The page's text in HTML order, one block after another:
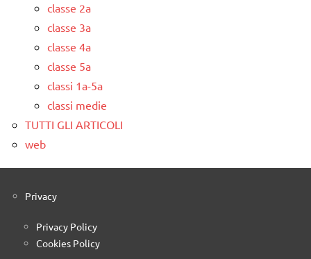
classe 2a
classe 3a
classe 4a
classe 5a
classi 1a-5a
classi medie
TUTTI GLI ARTICOLI
web
Privacy
Privacy Policy
Cookies Policy